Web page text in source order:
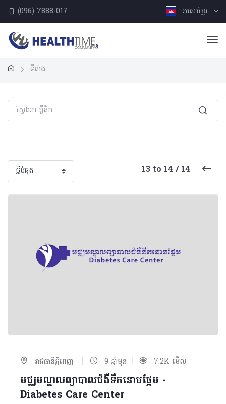
(096) 7888-017 ភាសាខ្មែរ
ទីតាំង
13 to 14 / 14
រាជធានីភ្នំពេញ | 9 ឆ្នាំមុន | 7.2K មើល
មជ្ឈមណ្ឌលព្យាបាលជំងឺទឹកនោមផ្អែម -
Diabetes Care Center